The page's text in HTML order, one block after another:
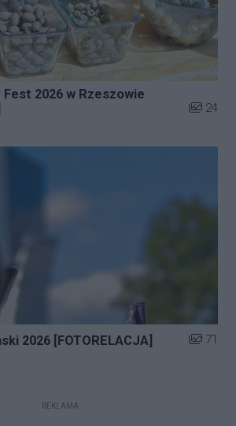
2026 w Rzeszowie
Liczba
24
2026 [FOTORELACJA] Liczba
71
REKLAMA